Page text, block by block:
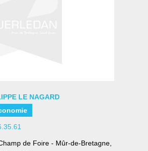
LE NAGARD
de Foire - Mûr-de-Bretagne